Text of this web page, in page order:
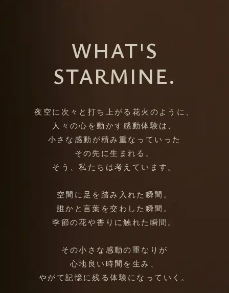
WHAT'S
STARMINE.
夜空に次々と打ち上がる花火のように、
人々の心を動かす感動体験は、
小さな感動が積み重なっていった
その先に生まれる。
そう、私たちは考えています。
空間に足を踏み入れた瞬間。
誰かと言葉を交わした瞬間。
季節の花や香りに触れた瞬間。
その小さな感動の重なりが
心地良い時間を生み、
やがて記憶に残る体験になっていく。